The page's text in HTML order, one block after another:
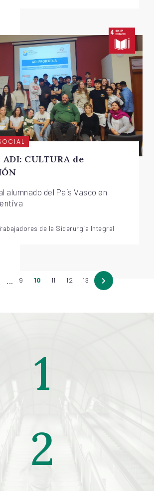
CULTURA de
alumnado del País Vasco en
de la Siderurgia Integral
... 9 10 11 12 13
1
2